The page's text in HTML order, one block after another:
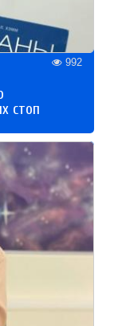
992
стоп